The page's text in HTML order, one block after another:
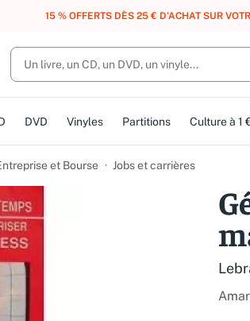
ACHAT, DES POINTS, DES RÉCOMPENSES :
DVD Vinyles Partitions Culture à 1
et Bourse Jobs et carrières